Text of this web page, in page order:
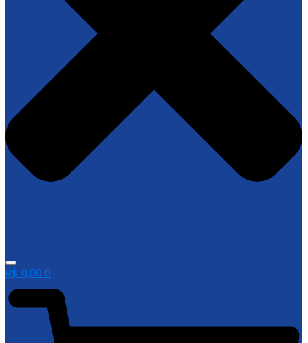
R$ 0,00 0